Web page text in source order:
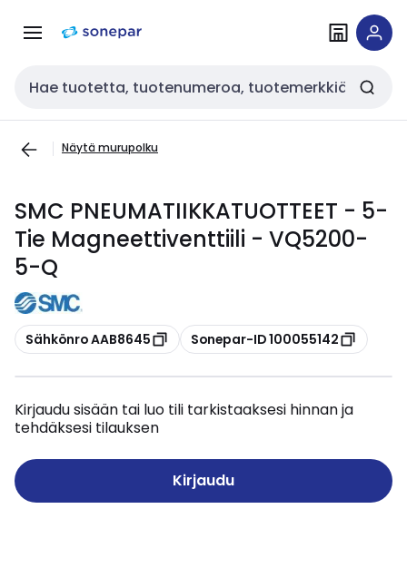
navigointiinsisältöön
Haku
Näytä murupolku
SMC PNEUMATIIKKATUOTTEET - 5-
Tie Magneettiventtiili - VQ5200-
5-Q
Kopioi
Sähkönro AAB8645 Kopioi
Sonepar-ID 100055142
Kirjaudu sisään tai luo tili tarkistaaksesi hinnan ja
tehdäksesi tilauksen
Kirjaudu